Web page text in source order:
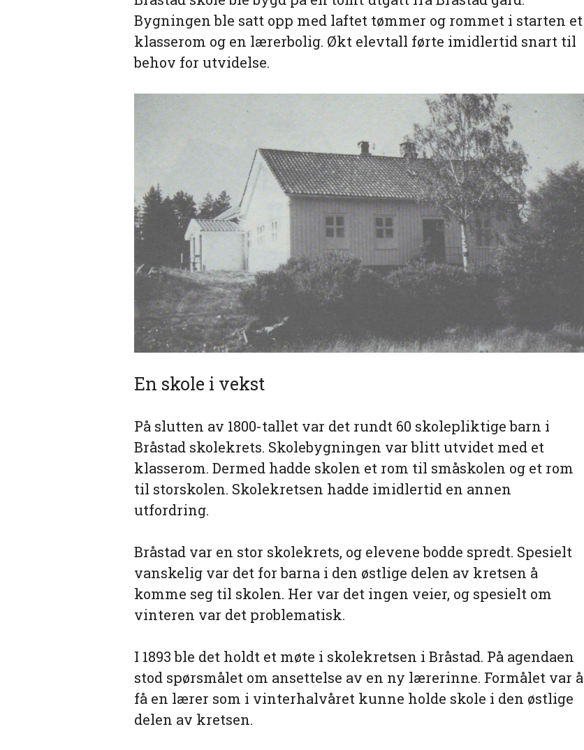
Bygningen ble satt opp med laftet tømmer og rommet i starten et
klasserom og en lærerbolig. Økt elevtall førte imidlertid snart til
behov for utvidelse.
En skole i vekst
På slutten av 1800-tallet var det rundt 60 skolepliktige barn i
Bråstad skolekrets. Skolebygningen var blitt utvidet med et
klasserom. Dermed hadde skolen et rom til småskolen og et rom
til storskolen. Skolekretsen hadde imidlertid en annen
utfordring.
Bråstad var en stor skolekrets, og elevene bodde spredt. Spesielt
vanskelig var det for barna i den østlige delen av kretsen å
komme seg til skolen. Her var det ingen veier, og spesielt om
vinteren var det problematisk.
I 1893 ble det holdt et møte i skolekretsen i Bråstad. På agendaen
stod spørsmålet om ansettelse av en ny lærerinne. Formålet var å
få en lærer som i vinterhalvåret kunne holde skole i den østlige
delen av kretsen.